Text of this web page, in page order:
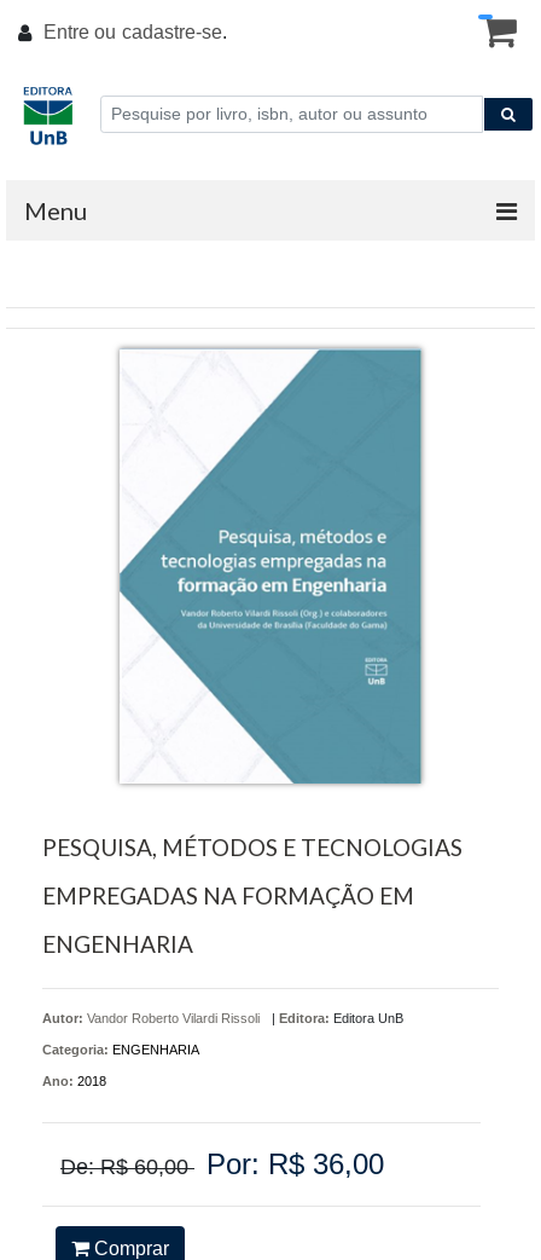
Entre ou cadastre-se.
Menu
PESQUISA, MÉTODOS E TECNOLOGIAS
EMPREGADAS NA FORMAÇÃO EM
ENGENHARIA
Autor: Vandor Roberto Vilardi Rissoli | Editora: Editora UnB
Categoria: ENGENHARIA
Ano: 2018
De: R$ 60,00 Por: R$ 36,00
Comprar